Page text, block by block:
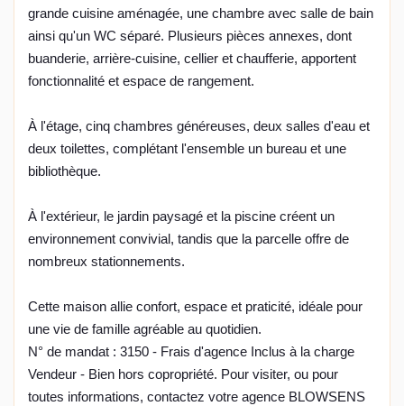
grande cuisine aménagée, une chambre avec salle de bain
ainsi qu'un WC séparé. Plusieurs pièces annexes, dont
buanderie, arrière-cuisine, cellier et chaufferie, apportent
fonctionnalité et espace de rangement.
À l'étage, cinq chambres généreuses, deux salles d'eau et
deux toilettes, complétant l'ensemble un bureau et une
bibliothèque.
À l'extérieur, le jardin paysagé et la piscine créent un
environnement convivial, tandis que la parcelle offre de
nombreux stationnements.
Cette maison allie confort, espace et praticité, idéale pour
une vie de famille agréable au quotidien.
N° de mandat : 3150 - Frais d'agence Inclus à la charge
Vendeur - Bien hors copropriété. Pour visiter, ou pour
toutes informations, contactez votre agence BLOWSENS